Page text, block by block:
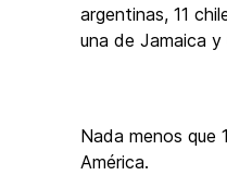
argentinas, 11
una de Jamaica
Nada menos que
América.